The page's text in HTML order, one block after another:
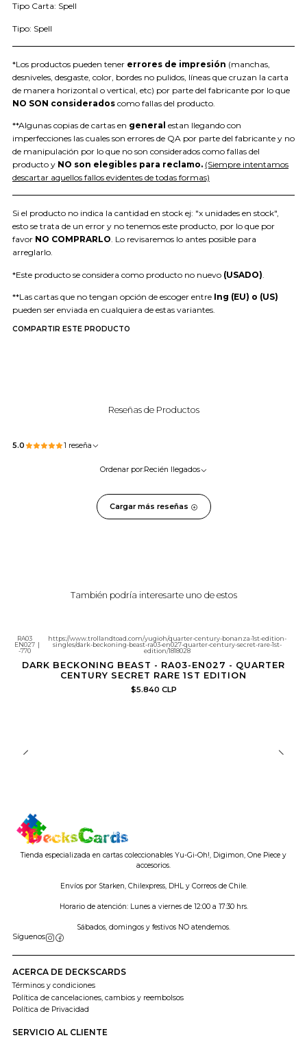
Tipo Carta: Spell
Tipo: Spell
*Los productos pueden tener errores de impresión (manchas,
desniveles, desgaste, color, bordes no pulidos, líneas que cruzan la carta
de manera horizontal o vertical, etc) por parte del fabricante por lo que
NO SON considerados como fallas del producto.
**Algunas copias de cartas en general estan llegando con
imperfecciones las cuales son errores de QA por parte del fabricante y no
de manipulación por lo que no son considerados como fallas del
producto y NO son elegibles para reclamo. (Siempre intentamos
descartar aquellos fallos evidentes de todas formas)
Si el producto no indica la cantidad en stock ej: "x unidades en stock",
esto se trata de un error y no tenemos este producto, por lo que por
favor NO COMPRARLO. Lo revisaremos lo antes posible para
arreglarlo.
*Este producto se considera como producto no nuevo (USADO)
**Las cartas que no tengan opción de escoger entre Ing (EU) o (US)
pueden ser enviada en cualquiera de estas variantes.
COMPARTIR ESTE PRODUCTO
Reseñas de Productos
5.0 1 reseña
Ordenar por:Recién llegados
Cargar más reseñas
También podría interesarte uno de estos
RA03
EN027
-770
|
https://www.trollandtoad.com/yugioh/quarter-century-bonanza-1st-edition-
singles/dark-beckoning-beast-ra03-en027-quarter-century-secret-rare-1st-
edition/1818028
DARK BECKONING BEAST - RA03-EN027 - QUARTER
CENTURY SECRET RARE 1ST EDITION
$5.840 CLP
Tienda especializada en cartas coleccionables Yu-Gi-Oh!, Digimon, One Piece y
accesorios.
Envíos por Starken, Chilexpress, DHL y Correos de Chile.
Horario de atención: Lunes a viernes de 12:00 a 17:30 hrs.
Sábados, domingos y festivos NO atendemos.
Síguenos
ACERCA DE DECKSCARDS
Términos y condiciones
Política de cancelaciones, cambios y reembolsos
Política de Privacidad
SERVICIO AL CLIENTE